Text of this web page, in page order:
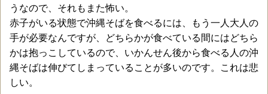
うなので、それもまた怖い。
赤子がいる状態で沖縄そばを食べるには、もう一人大人の
手が必要なんですが、どちらかが食べている間にはどちら
かは抱っこしているので、いかんせん後から食べる人の沖
縄そばは伸びてしまっていることが多いのです。これは悲
しい。